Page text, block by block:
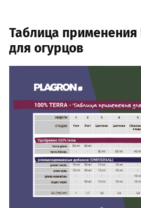
Таблица применения
для огурцов